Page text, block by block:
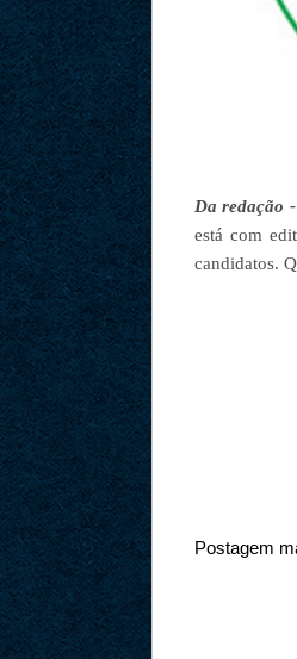
Da redação
está com
candidatos.
Postagem